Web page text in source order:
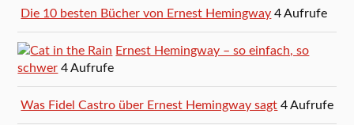
Die 10 besten Bücher von Ernest Hemingway 4 Aufrufe
Ernest Hemingway – so einfach, so
schwer 4 Aufrufe
Was Fidel Castro über Ernest Hemingway sagt 4 Aufrufe